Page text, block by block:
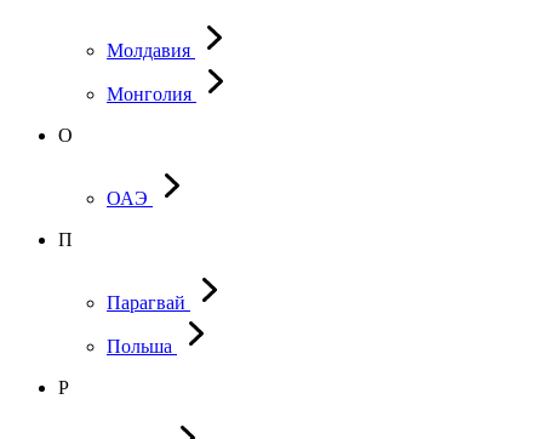
Молдавия
Монголия
О
ОАЭ
П
Парагвай
Польша
Р